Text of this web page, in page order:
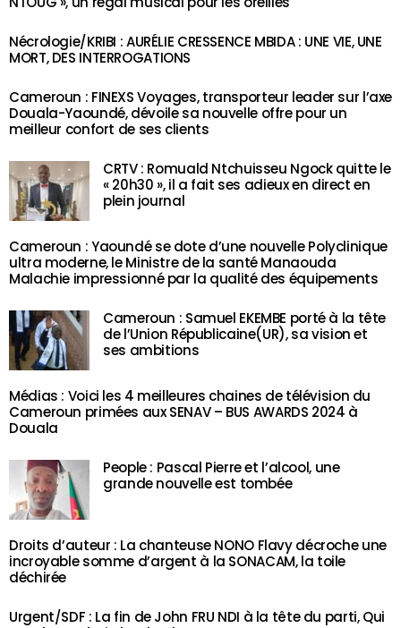
Nécrologie/KRIBI : AURÉLIE CRESSENCE MBIDA : UNE VIE, UNE
MORT, DES INTERROGATIONS
Cameroun : FINEXS Voyages, transporteur leader sur l’axe
Douala-Yaoundé, dévoile sa nouvelle offre pour un
meilleur confort de ses clients
CRTV : Romuald Ntchuisseu Ngock quitte le
« 20h30 », il a fait ses adieux en direct en
plein journal
Cameroun : Yaoundé se dote d’une nouvelle Polyclinique
ultra moderne, le Ministre de la santé Manaouda
Malachie impressionné par la qualité des équipements
Cameroun : Samuel EKEMBE porté à la tête
de l’Union Républicaine(UR), sa vision et
ses ambitions
Médias : Voici les 4 meilleures chaines de télévision du
Cameroun primées aux SENAV – BUS AWARDS 2024 à
Douala
People : Pascal Pierre et l’alcool, une
grande nouvelle est tombée
Droits d’auteur : La chanteuse NONO Flavy décroche une
incroyable somme d’argent à la SONACAM, la toile
déchirée
Urgent/SDF : La fin de John FRU NDI à la tête du parti, Qui